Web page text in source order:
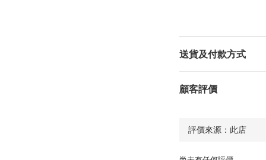
送貨及付款方式
顧客評價